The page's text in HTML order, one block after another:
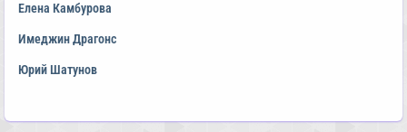
Елена Камбурова
Имеджин Драгонс
Юрий Шатунов